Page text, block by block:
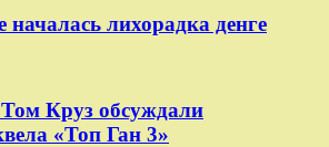
началась лихорадка денге
Круз обсуждали
«Топ Ган 3»